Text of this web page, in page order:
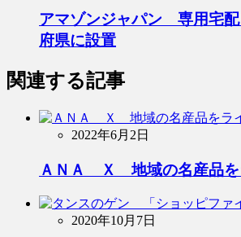
アマゾンジャパン 専用宅
府県に設置
関連する記事
2022年6月2日
ＡＮＡ Ｘ 地域の名産品を
2020年10月7日